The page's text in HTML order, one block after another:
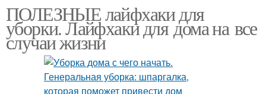
ПОЛЕЗНЫЕ лайфхаки для
уборки. Лайфхаки для дома на все
случаи жизни